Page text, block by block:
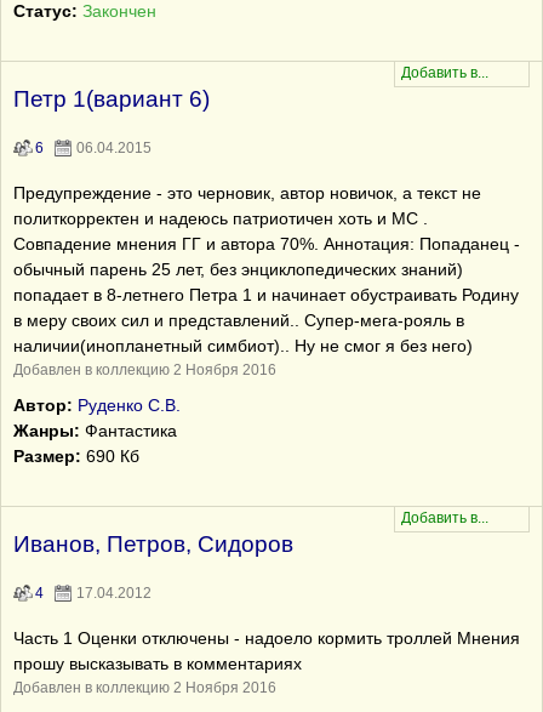
Статус: Закончен
Петр 1(вариант 6)
6 06.04.2015
Предупреждение - это черновик, автор новичок, а текст не
политкорректен и надеюсь патриотичен хоть и МС .
Совпадение мнения ГГ и автора 70%. Аннотация: Попаданец -
обычный парень 25 лет, без энциклопедических знаний)
попадает в 8-летнего Петра 1 и начинает обустраивать Родину
в меру своих сил и представлений.. Супер-мега-рояль в
наличии(инопланетный симбиот).. Ну не смог я без него)
Добавлен в коллекцию 2 Ноября 2016
Автор: Руденко С.В.
Жанры: Фантастика
Размер: 690 Кб
Иванов, Петров, Сидоров
4 17.04.2012
Часть 1 Оценки отключены - надоело кормить троллей Мнения
прошу высказывать в комментариях
Добавлен в коллекцию 2 Ноября 2016